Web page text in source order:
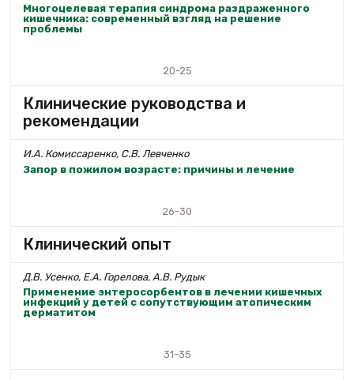
Многоцелевая терапия синдрома раздраженного
кишечника: современный взгляд на решение
проблемы
20-25
Клинические руководства и
рекомендации
И.А. Комиссаренко, С.В. Левченко
Запор в пожилом возрасте: причины и лечение
26-30
Клинический опыт
Д.В. Усенко, Е.А. Горелова, А.В. Рудык
Применение энтеросорбентов в лечении кишечных
инфекций у детей с сопутствующим атопическим
дерматитом
31-35